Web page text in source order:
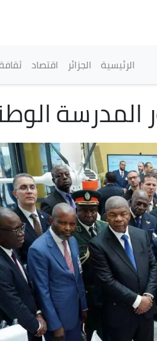
القائمة الرئيسية
الرئيسية الجزائر اقتصاد